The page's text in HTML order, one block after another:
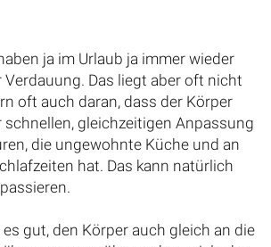
ja im Urlaub ja immer wieder
Verdauung. Das liegt aber oft nicht
oft auch daran, dass der Körper
schnellen, gleichzeitigen Anpassung
die ungewohnte Küche und an
hat. Das kann natürlich
gut, den Körper auch gleich an die